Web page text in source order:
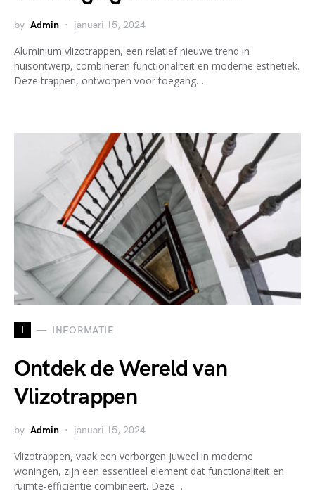
by Admin januari 15, 2024
Aluminium vlizotrappen, een relatief nieuwe trend in
huisontwerp, combineren functionaliteit en moderne esthetiek.
Deze trappen, ontworpen voor toegang…
I INFORMATIE
Ontdek de Wereld van
Vlizotrappen
by Admin januari 15, 2024
Vlizotrappen, vaak een verborgen juweel in moderne
woningen, zijn een essentieel element dat functionaliteit en
ruimte-efficiëntie combineert. Deze…